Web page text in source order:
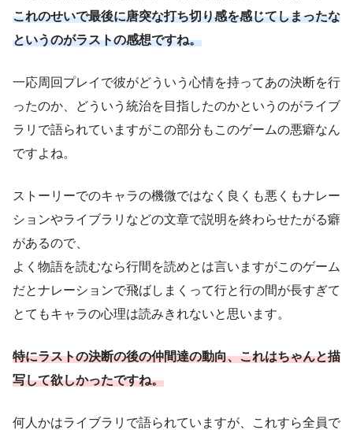
これのせいで最後に唐突な打ち切り感を感じてしまったな
というのがラストの感想ですね。
一応周回プレイで彼がどういう心情を持ってあの決断を行
ったのか、どういう統治を目指したのかというのがライブ
ラリで語られていますがこの部分もこのゲームの悪癖なん
ですよね。
ストーリーでのキャラの機微ではなく良くも悪くもナレー
ションやライブラリなどの文章で説明を終わらせたがる癖
があるので、
よく物語を読むなら行間を読めとは言いますがこのゲーム
だとナレーションで飛ばしまくって行と行の間が長すぎて
とてもキャラの心理は読みきれないと思います。
特にラストの決断の後の仲間達の動向、これはちゃんと描
写して欲しかったですね。
何人かはライブラリで語られていますが、これすら全員で